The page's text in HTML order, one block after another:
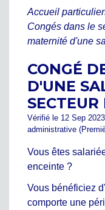
Accueil
Congés dans le
maternité d'une
CONGÉ
D'UNE
SECTEUR
Vérifié le 12 Sep
administrative
Vous êtes
enceinte ?
Vous bénéficiez
comporte une